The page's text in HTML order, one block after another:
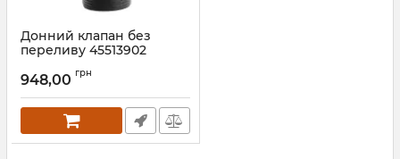
Донний клапан без
переливу 45513902
Артикул:45513902
948,00 грн